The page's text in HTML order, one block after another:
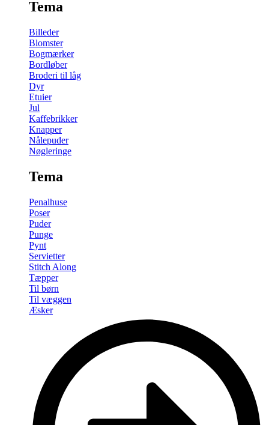
Tema
Billeder
Blomster
Bogmærker
Bordløber
Broderi til låg
Dyr
Etuier
Jul
Kaffebrikker
Knapper
Nålepuder
Nøgleringe
Tema
Penalhuse
Poser
Puder
Punge
Pynt
Servietter
Stitch Along
Tæpper
Til børn
Til væggen
Æsker